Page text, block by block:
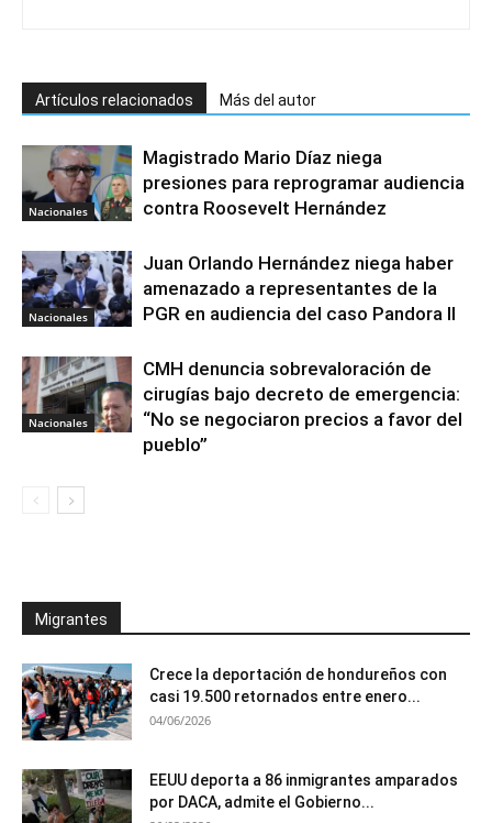
Artículos relacionados Más del autor
Nacionales
Magistrado Mario Díaz niega
presiones para reprogramar audiencia
contra Roosevelt Hernández
Nacionales
Juan Orlando Hernández niega haber
amenazado a representantes de la
PGR en audiencia del caso Pandora II
Nacionales
CMH denuncia sobrevaloración de
cirugías bajo decreto de emergencia:
“No se negociaron precios a favor del
pueblo”
Migrantes
Crece la deportación de hondureños con
casi 19.500 retornados entre enero...
04/06/2026
EEUU deporta a 86 inmigrantes amparados
por DACA, admite el Gobierno...